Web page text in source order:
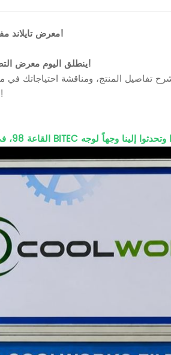
✨معرض تايلاند مفتوح رسميًا! كول وركس هنا بانتظاركم!
ينطلق اليوم معرض التصنيع 2026 الذي طال انتظاره في تايلاند!
نحن هنا في الموقع - نتطلع إلى زيارتكم!